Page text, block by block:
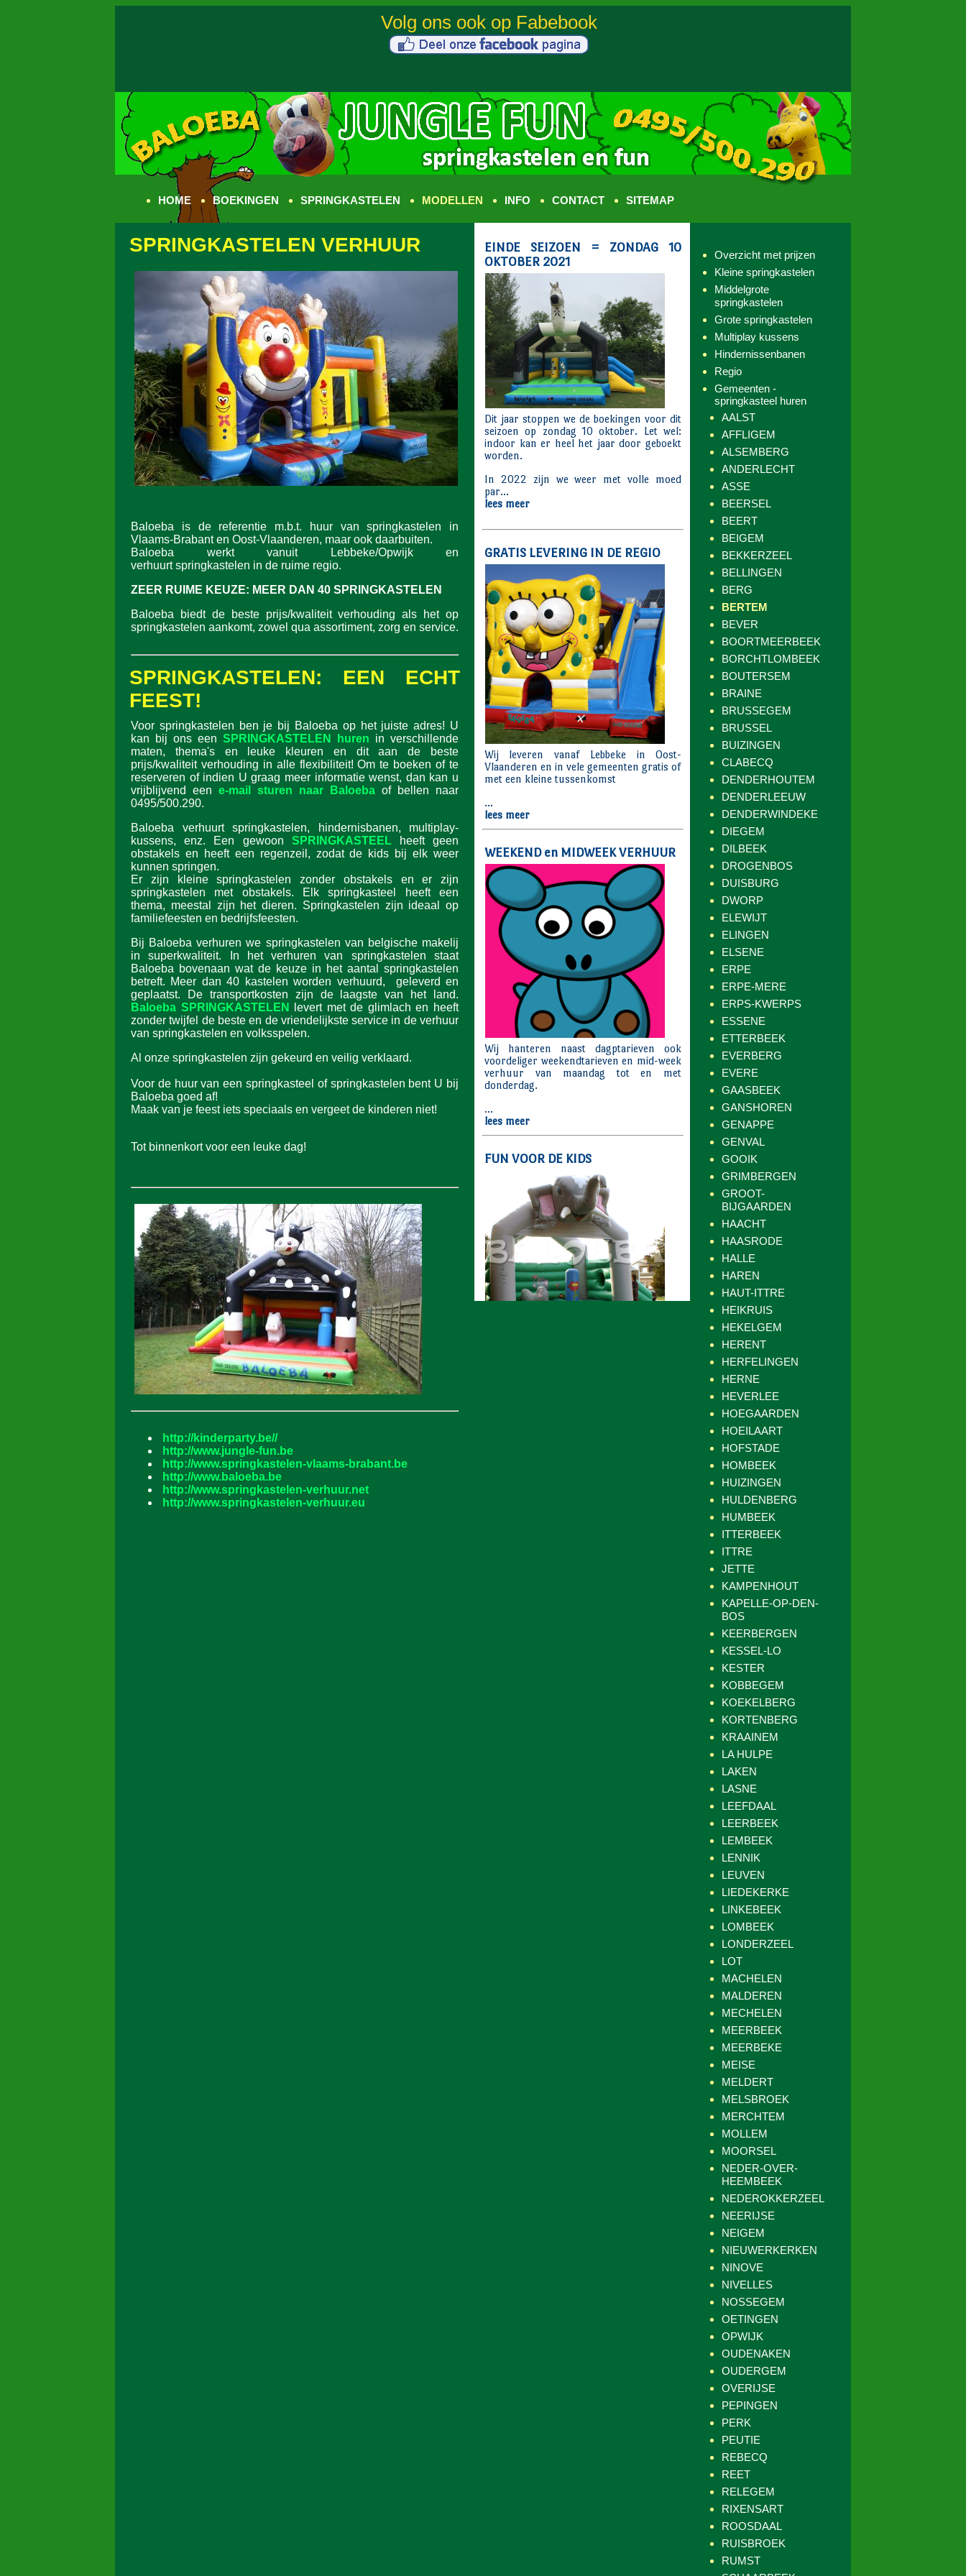
HOME BOEKINGEN SPRINGKASTELEN MODELLEN INFO CONTACT SITEMAP
SPRINGKASTELEN VERHUUR
Baloeba is de referentie m.b.t. huur van springkastelen in
Vlaams-Brabant en Oost-Vlaanderen, maar ook daarbuiten.
Baloeba werkt vanuit Lebbeke/Opwijk en
verhuurt springkastelen in de ruime regio.
ZEER RUIME KEUZE: MEER DAN 40 SPRINGKASTELEN
Baloeba biedt de beste prijs/kwaliteit verhouding als het op
springkastelen aankomt, zowel qua assortiment, zorg en service.
SPRINGKASTELEN: EEN ECHT
FEEST!
Voor springkastelen ben je bij Baloeba op het juiste adres! U
kan bij ons een SPRINGKASTELEN huren in verschillende
maten, thema's en leuke kleuren en dit aan de beste
prijs/kwaliteit verhouding in alle flexibiliteit! Om te boeken of te
reserveren of indien U graag meer informatie wenst, dan kan u
vrijblijvend een e-mail sturen naar Baloeba of bellen naar
0495/500.290.
Baloeba verhuurt springkastelen, hindernisbanen, multiplay-
kussens, enz. Een gewoon SPRINGKASTEELheeft geen
obstakels en heeft een regenzeil, zodat de kids bij elk weer
kunnen springen.
Er zijn kleine springkastelen zonder obstakels en er zijn
springkastelen met obstakels. Elk springkasteel heeft een
thema, meestal zijn het dieren. Springkastelen zijn ideaal op
familiefeesten en bedrijfsfeesten.
Bij Baloeba verhuren we springkastelen van belgische makelij
in superkwaliteit. In het verhuren van springkastelen staat
Baloeba bovenaan wat de keuze in het aantal springkastelen
betreft. Meer dan 40 kastelen worden verhuurd, geleverd en
geplaatst. De transportkosten zijn de laagste van het land.
Baloeba SPRINGKASTELEN
levert met de glimlach en heeft
zonder twijfel de beste en de vriendelijkste service in de verhuur
van springkastelen en volksspelen.
Al onze springkastelen zijn gekeurd en veilig verklaard.
Voor de huur van een springkasteel of springkastelen bent U bij
Baloeba goed af!
Maak van je feest iets speciaals en vergeet de kinderen niet!
Tot binnenkort voor een leuke dag!
http://kinderparty.be//
http://www.jungle-fun.be
http://www.springkastelen-vlaams-brabant.be
http://www.baloeba.be
http://www.springkastelen-verhuur.net
http://www.springkastelen-verhuur.eu
Overzicht met prijzen
Kleine springkastelen
Middelgrote
springkastelen
Grote springkastelen
Multiplay kussens
Hindernissenbanen
Regio
Gemeenten -
springkasteel huren
AALST
AFFLIGEM
ALSEMBERG
ANDERLECHT
ASSE
BEERSEL
BEERT
BEIGEM
BEKKERZEEL
BELLINGEN
BERG
BERTEM
BEVER
BOORTMEERBEEK
BORCHTLOMBEEK
BOUTERSEM
BRAINE
BRUSSEGEM
BRUSSEL
BUIZINGEN
CLABECQ
DENDERHOUTEM
DENDERLEEUW
DENDERWINDEKE
DIEGEM
DILBEEK
DROGENBOS
DUISBURG
DWORP
ELEWIJT
ELINGEN
ELSENE
ERPE
ERPE-MERE
ERPS-KWERPS
ESSENE
ETTERBEEK
EVERBERG
EVERE
GAASBEEK
GANSHOREN
GENAPPE
GENVAL
GOOIK
GRIMBERGEN
GROOT-
BIJGAARDEN
HAACHT
HAASRODE
HALLE
HAREN
HAUT-ITTRE
HEIKRUIS
HEKELGEM
HERENT
HERFELINGEN
HERNE
HEVERLEE
HOEGAARDEN
HOEILAART
HOFSTADE
HOMBEEK
HUIZINGEN
HULDENBERG
HUMBEEK
ITTERBEEK
ITTRE
JETTE
KAMPENHOUT
KAPELLE-OP-DEN-
BOS
KEERBERGEN
KESSEL-LO
KESTER
KOBBEGEM
KOEKELBERG
KORTENBERG
KRAAINEM
LA HULPE
LAKEN
LASNE
LEEFDAAL
LEERBEEK
LEMBEEK
LENNIK
LEUVEN
LIEDEKERKE
LINKEBEEK
LOMBEEK
LONDERZEEL
LOT
MACHELEN
MALDEREN
MECHELEN
MEERBEEK
MEERBEKE
MEISE
MELDERT
MELSBROEK
MERCHTEM
MOLLEM
MOORSEL
NEDER-OVER-
HEEMBEEK
NEDEROKKERZEEL
NEERIJSE
NEIGEM
NIEUWERKERKEN
NINOVE
NIVELLES
NOSSEGEM
OETINGEN
OPWIJK
OUDENAKEN
OUDERGEM
OVERIJSE
PEPINGEN
PERK
PEUTIE
REBECQ
REET
RELEGEM
RIXENSART
ROOSDAAL
RUISBROEK
RUMST